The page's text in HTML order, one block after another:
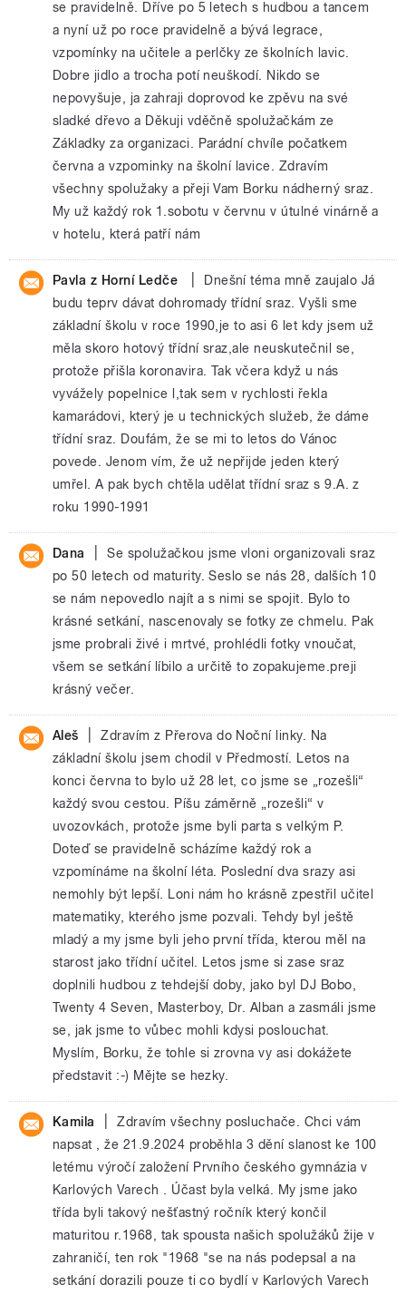
se pravidelně. Dříve po 5 letech s hudbou a tancem
a nyní už po roce pravidelně a bývá legrace,
vzpomínky na učitele a perlčky ze školních lavic.
Dobre jidlo a trocha potí neuškodí. Nikdo se
nepovyšuje, ja zahraji doprovod ke zpěvu na své
sladké dřevo a Děkuji vděčně spolužačkám ze
Základky za organizaci. Parádní chvíle počatkem
června a vzpominky na školní lavice. Zdravím
všechny spolužaky a přeji Vam Borku nádherný sraz.
My už každý rok 1.sobotu v červnu v útulné vinárně a
v hotelu, která patří nám
Pavla z Horní Ledče
Dnešní téma mně zaujalo Já
budu teprv dávat dohromady třídní sraz. Vyšli sme
základní školu v roce 1990,je to asi 6 let kdy jsem už
měla skoro hotový třídní sraz,ale neuskutečnil se,
protože přišla koronavira. Tak včera když u nás
vyvážely popelnice l,tak sem v rychlosti řekla
kamarádovi, který je u technických služeb, že dáme
třídní sraz. Doufám, že se mi to letos do Vánoc
povede. Jenom vím, že už nepřijde jeden který
umřel. A pak bych chtěla udělat třídní sraz s 9.A. z
roku 1990-1991
Dana
Se spolužačkou jsme vloni organizovali sraz
po 50 letech od maturity. Seslo se nás 28, dalších 10
se nám nepovedlo najít a s nimi se spojit. Bylo to
krásné setkání, nascenovaly se fotky ze chmelu. Pak
jsme probrali živé i mrtvé, prohlédli fotky vnoučat,
všem se setkání líbilo a určitě to zopakujeme.preji
krásný večer.
Aleš
Zdravím z Přerova do Noční linky. Na
základní školu jsem chodil v Předmostí. Letos na
konci června to bylo už 28 let, co jsme se „rozešli“
každý svou cestou. Píšu záměrně „rozešli“ v
uvozovkách, protože jsme byli parta s velkým P.
Doteď se pravidelně scházíme každý rok a
vzpomínáme na školní léta. Poslední dva srazy asi
nemohly být lepší. Loni nám ho krásně zpestřil učitel
matematiky, kterého jsme pozvali. Tehdy byl ještě
mladý a my jsme byli jeho první třída, kterou měl na
starost jako třídní učitel. Letos jsme si zase sraz
doplnili hudbou z tehdejší doby, jako byl DJ Bobo,
Twenty 4 Seven, Masterboy, Dr. Alban a zasmáli jsme
se, jak jsme to vůbec mohli kdysi poslouchat.
Myslím, Borku, že tohle si zrovna vy asi dokážete
představit :-) Mějte se hezky.
Kamila
Zdravím všechny posluchače. Chci vám
napsat , že 21.9.2024 proběhla 3 dění slanost ke 100
letému výročí založení Prvního českého gymnázia v
Karlových Varech . Účast byla velká. My jsme jako
třída byli takový nešťastný ročník který končil
maturitou r.1968, tak spousta našich spolužáků žije v
zahraničí, ten rok "1968 "se na nás podepsal a na
setkání dorazili pouze ti co bydlí v Karlových Varech